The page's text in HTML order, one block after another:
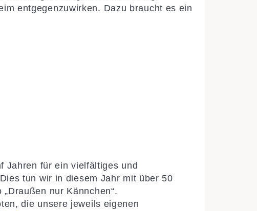
entgegenzuwirken. Dazu braucht es ein
Jahren für ein vielfältiges und
tun wir in diesem Jahr mit über 50
nur Kännchen“.
die unsere jeweils eigenen